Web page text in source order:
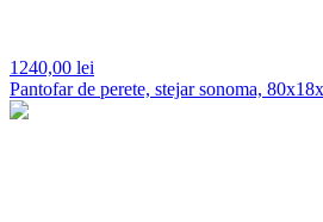
1240,00 lei
Pantofar de perete, stejar sonoma,